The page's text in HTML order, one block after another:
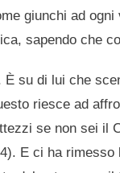
giunchi ad
sapendo che
su di lui che
riesce ad
se non sei il
E ci ha